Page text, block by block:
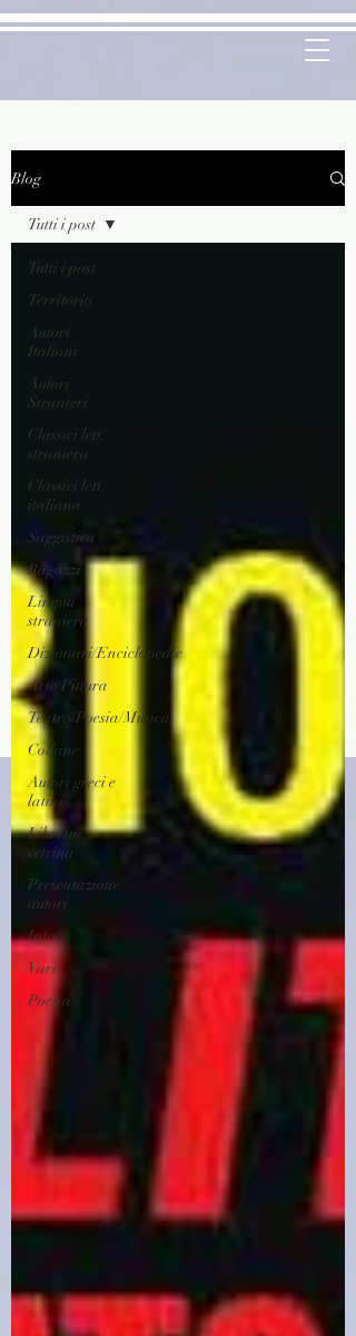
Blog
Tutti i post
Territorio
Autori
Italiani
Autori
Stranieri
Classici lett.
straniera
Classici lett.
italiana
Saggistica
Ragazzi
Lingua
straniera
Dizionari/Enciclopedie
Arte/Pittura
Teatro/Poesia/Musica
Collane
Autori greci e
latini
Libri in
vetrina
Presentazione
autori
Info
Vari
Poesia
Tutti i post